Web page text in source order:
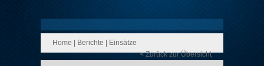
Home Berichte
Einsätze
< Zurück zur Übersicht